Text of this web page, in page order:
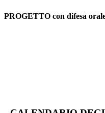
PROGETTO con difesa